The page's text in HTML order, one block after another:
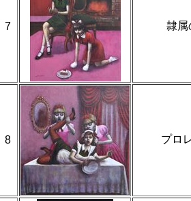
7 隷属
8 プロ